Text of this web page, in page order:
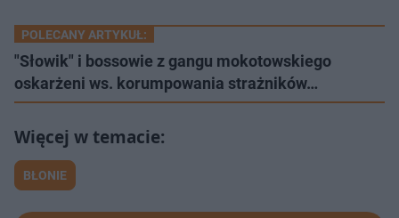
POLECANY ARTYKUŁ:
"Słowik" i bossowie z gangu mokotowskiego
oskarżeni ws. korumpowania strażników…
BŁONIE